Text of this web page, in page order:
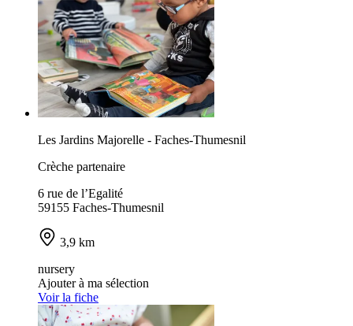
Les Jardins Majorelle - Faches-Thumesnil
Crèche partenaire
6 rue de l’Egalité
59155 Faches-Thumesnil
3,9 km
nursery
Ajouter à ma sélection
Voir la fiche